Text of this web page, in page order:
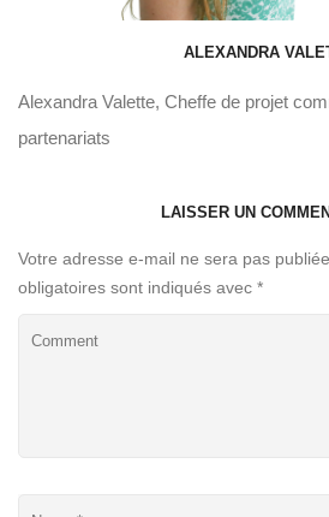
ALEXANDRA
Alexandra Valette, Cheffe de projet
partenariats
LAISSER UN
Votre adresse e-mail ne sera pas
obligatoires sont indiqués avec *